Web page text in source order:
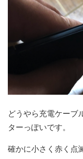
どうやら充電ケーブ
ターっぽいです。
確かに小さく赤く点